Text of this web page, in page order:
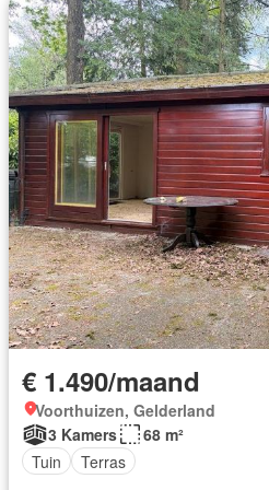
€ 1.490/maand
Voorthuizen, Gelderland
3 Kamers
68 m²
Tuin
Terras